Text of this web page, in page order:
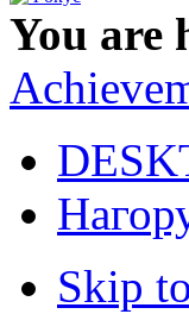
You are
Skip